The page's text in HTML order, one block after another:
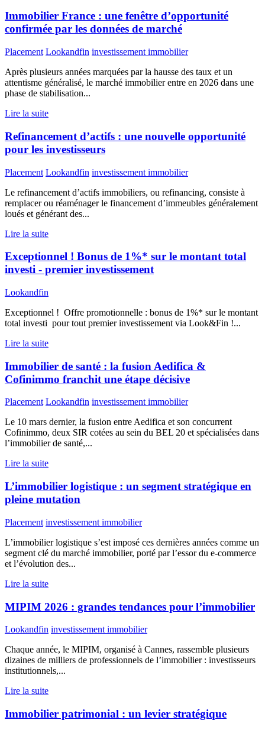
Immobilier France : une fenêtre d’opportunité
confirmée par les données de marché
Placement Lookandfin investissement immobilier
Après plusieurs années marquées par la hausse des taux et un
attentisme généralisé, le marché immobilier entre en 2026 dans une
phase de stabilisation...
Lire la suite
Refinancement d’actifs : une nouvelle opportunité
pour les investisseurs
Placement Lookandfin investissement immobilier
Le refinancement d’actifs immobiliers, ou refinancing, consiste à
remplacer ou réaménager le financement d’immeubles généralement
loués et générant des...
Lire la suite
Exceptionnel ! Bonus de 1%* sur le montant total
investi - premier investissement
Lookandfin
Exceptionnel ! Offre promotionnelle : bonus de 1%* sur le montant
total investi pour tout premier investissement via Look&Fin !...
Lire la suite
Immobilier de santé : la fusion Aedifica &
Cofinimmo franchit une étape décisive
Placement Lookandfin investissement immobilier
Le 10 mars dernier, la fusion entre Aedifica et son concurrent
Cofinimmo, deux SIR cotées au sein du BEL 20 et spécialisées dans
l’immobilier de santé,...
Lire la suite
L’immobilier logistique : un segment stratégique en
pleine mutation
Placement investissement immobilier
L’immobilier logistique s’est imposé ces dernières années comme un
segment clé du marché immobilier, porté par l’essor du e-commerce
et l’évolution des...
Lire la suite
MIPIM 2026 : grandes tendances pour l’immobilier
Lookandfin investissement immobilier
Chaque année, le MIPIM, organisé à Cannes, rassemble plusieurs
dizaines de milliers de professionnels de l’immobilier : investisseurs
institutionnels,...
Lire la suite
Immobilier patrimonial : un levier stratégique